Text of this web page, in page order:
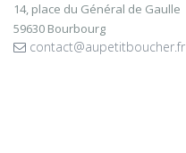
14, place du Général de Gaulle
59630 Bourbourg
contact@aupetitboucher.fr